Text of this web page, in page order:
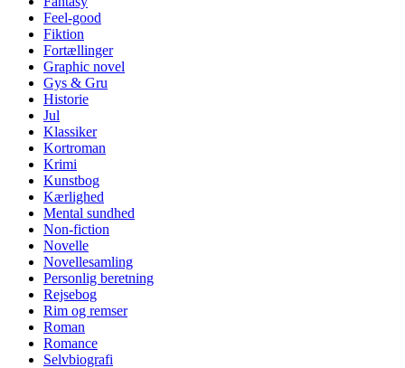
Feel-good
Fiktion
Fortællinger
Graphic novel
Gys & Gru
Historie
Jul
Klassiker
Kortroman
Krimi
Kunstbog
Kærlighed
Mental sundhed
Non-fiction
Novelle
Novellesamling
Personlig beretning
Rejsebog
Rim og remser
Roman
Romance
Selvbiografi